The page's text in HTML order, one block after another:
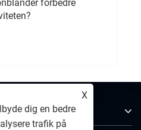
forbedre
X
dig en bedre
trafik på